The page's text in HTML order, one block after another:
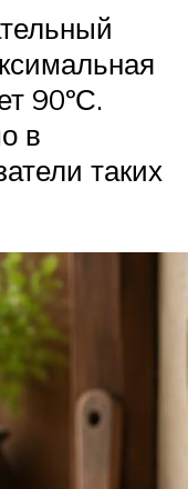
90ºС.
в
таких